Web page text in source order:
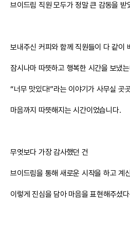
브이드림 직원 모두가 정말 큰 감동을 받
보내주신 커피와 함께 직원들이 다 같이
잠시나마 따뜻하고 행복한 시간을 보냈
“너무 맛있다!”라는 이야기가 사무실 곳
마음까지 따뜻해지는 시간이었습니다.
무엇보다 가장 감사했던 건
브이드림을 통해 새로운 시작을 하고 계
이렇게 진심을 담아 마음을 표현해주셨